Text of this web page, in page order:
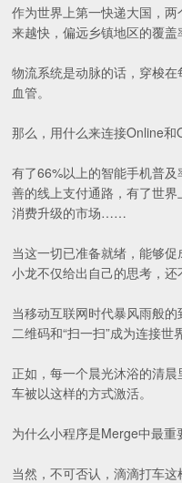
作为世界上第一快递大国，
来越快，偏远乡镇地区的覆盖
物流系统是动脉的话，穿梭
血管。
那么，用什么来连接Online和
有了66%以上的智能手机普
善的线上支付通路，有了世
消费升级的市场……
当这一切已准备就绪，能够
小龙不仅给出自己的思考，还
当移动互联网时代暴风雨般
二维码和“扫一扫”成为连接世
正如，每一个晨光沐浴的清
车被以这样的方式激活。
为什么小程序是Merge中最重
当然，不可否认，滴滴打车